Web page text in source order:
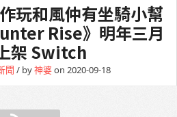
玩和風仲有坐騎小幫
Rise》明年三月
架 Switch
聞 / by神婆on 2020-09-18